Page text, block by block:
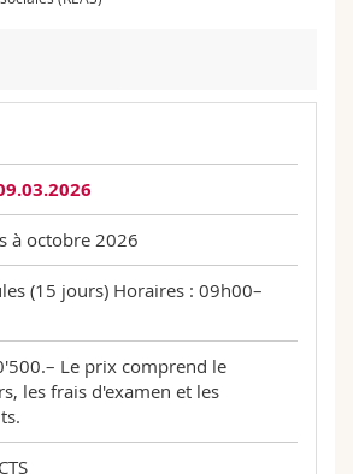
09:00 bis 17:10
09:00 bis 17:10
Centre de formation
Centre de formation
09:00 bis 17:10
Centre de formation
à octobre 2026
(15 jours) Horaires : 09h00–
Le prix comprend le
les frais d'examen et les